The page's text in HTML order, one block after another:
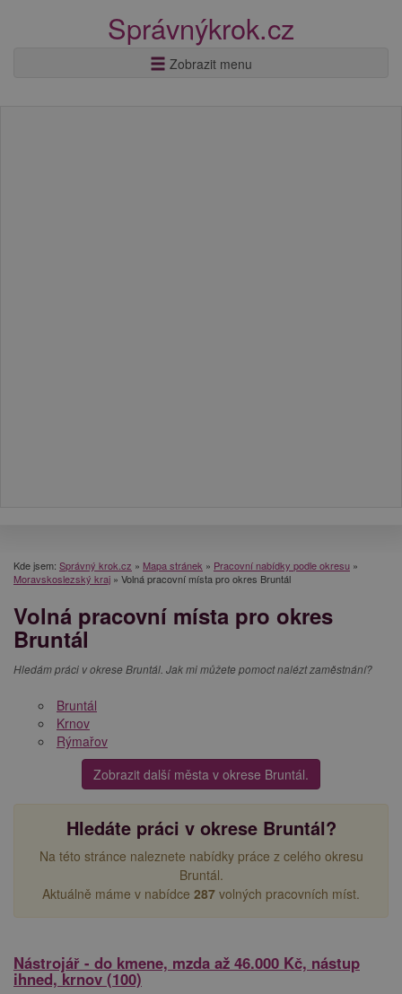
Správnýkrok.cz
Zobrazit menu
Kde jsem: Správný krok.cz » Mapa stránek » Pracovní nabídky podle okresu »
Moravskoslezský kraj » Volná pracovní místa pro okres Bruntál
Volná pracovní místa pro okres
Bruntál
Hledám práci v okrese Bruntál. Jak mi můžete pomoct nalézt zaměstnání?
Bruntál
Krnov
Rýmařov
Zobrazit další města v okrese Bruntál.
Hledáte práci v okrese Bruntál?
Na této stránce naleznete nabídky práce z celého okresu
Bruntál.
Aktuálně máme v nabídce 287 volných pracovních míst.
Nástrojář - do kmene, mzda až 46.000 Kč, nástup
ihned, krnov (100)